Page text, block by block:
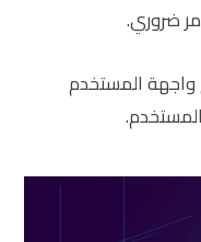
ضروري.
المستخدم